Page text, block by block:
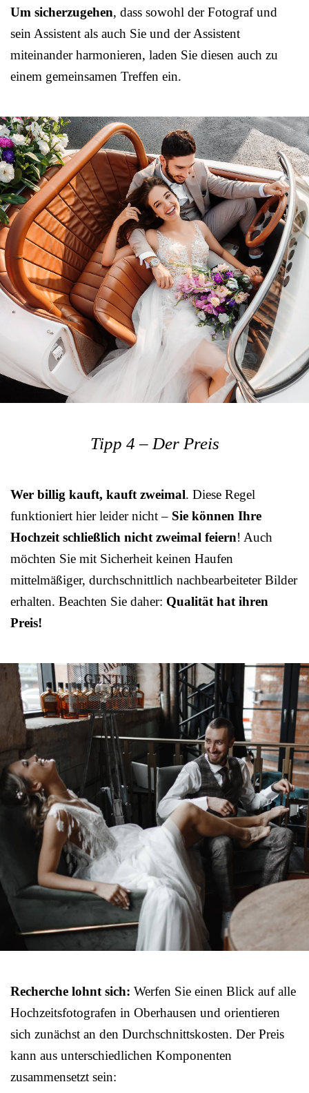
Um sicherzugehen, dass sowohl der Fotograf und
sein Assistent als auch Sie und der Assistent
miteinander harmonieren, laden Sie diesen auch zu
einem gemeinsamen Treffen ein.
Tipp 4 – Der Preis
Wer billig kauft, kauft zweimal. Diese Regel
funktioniert hier leider nicht – Sie können Ihre
Hochzeit schließlich nicht zweimal feiern! Auch
möchten Sie mit Sicherheit keinen Haufen
mittelmäßiger, durchschnittlich nachbearbeiteter Bilder
erhalten. Beachten Sie daher: Qualität hat ihren
Preis!
Recherche lohnt sich: Werfen Sie einen Blick auf alle
Hochzeitsfotografen in Oberhausen und orientieren
sich zunächst an den Durchschnittskosten. Der Preis
kann aus unterschiedlichen Komponenten
zusammensetzt sein: